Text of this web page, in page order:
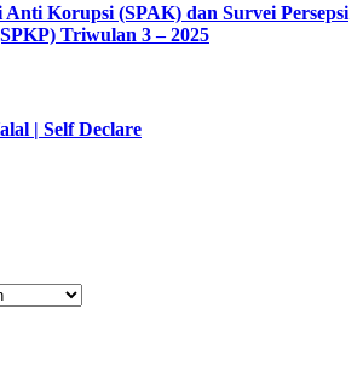
Anti Korupsi (SPAK) dan Survei Persepsi
Triwulan 3 – 2025
| Self Declare